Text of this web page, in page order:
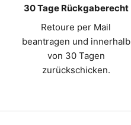
30 Tage Rückgaberecht
Retoure per Mail
beantragen und innerhalb
von 30 Tagen
zurückschicken.